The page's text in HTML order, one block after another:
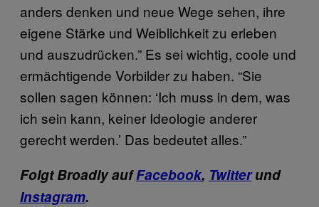
anders denken und neue Wege sehen, ihre
eigene Stärke und Weiblichkeit zu erleben
und auszudrücken.” Es sei wichtig, coole und
ermächtigende Vorbilder zu haben. “Sie
sollen sagen können: ‘Ich muss in dem, was
ich sein kann, keiner Ideologie anderer
gerecht werden.’ Das bedeutet alles.”
Folgt Broadly aufFacebook, Twitterund
Instagram.